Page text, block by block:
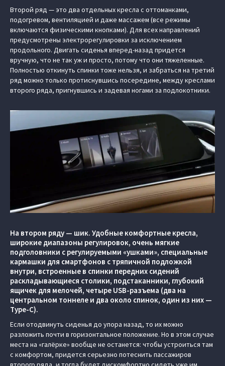
Второй ряд — это два отдельных кресла с оттоманками,
подогревом, вентиляцией и даже массажем (все режимы
включаются физическими кнопками). Для всех направлений
предусмотрены электрорегулировки за исключением
продольного. Двигать сиденья вперед-назад придется
вручную, что не так уж и просто, потому что они тяжеленные.
Полностью откинуть спинки тоже нельзя, и забраться на третий
ряд можно только протиснувшись посередине, между креслами
второго ряда, пригнувшись и задевая ногами за подлокотники.
На втором ряду — шик. Удобные комфортные кресла,
широкие диапазоны регулировок, очень мягкие
подголовники с регулируемыми «ушками», специальные
кармашки для смартфонов с тряпичной подложкой
внутри, встроенные в спинки передних сидений
раскладывающиеся столики, подстаканники, глубокий
ящичек для мелочей, четыре USB-разъема (два на
центральном тоннеле и два около спинок, один из них —
Type-C).
Если отодвинуть сиденья до упора назад, то их можно
разложить почти в горизонтальное положение. Но в этом случае
места на «галёрке» вообще не останется: чтобы устроиться там
с комфортом, придется серьезно потеснить пассажиров